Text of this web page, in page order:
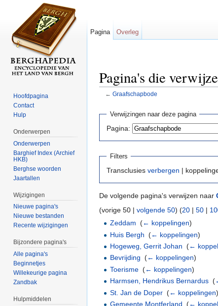
Pagina's die
← Graafschapbode
Verwijzingen naar deze pagina
Pagina:
Filters
Transclusies verbergen |
De volgende pagina's verwijzen naar
(vorige 50 | volgende 50) (20 | 50 |
Zeddam ‎(← koppelingen)
Huis Bergh ‎(← koppelingen)
Hogeweg, Gerrit Johan ‎(←
Bevrijding ‎(← koppelingen)
Toerisme ‎(← koppelingen)
Harmsen, Hendrikus Bernardus ‎(
St. Jan de Doper ‎(← koppelingen)
Gemeente Montferland ‎(←
Pagina Overleg
Hoofdpagina
Contact
Hulp
Onderwerpen
Onderwerpen
Barghief Index (Archief
HKB)
Berghse woorden
Jaartallen
Wijzigingen
Nieuwe pagina's
Nieuwe bestanden
Recente wijzigingen
Bijzondere pagina's
Alle pagina's
Beginnetjes
Willekeurige pagina
Zandbak
Hulpmiddelen